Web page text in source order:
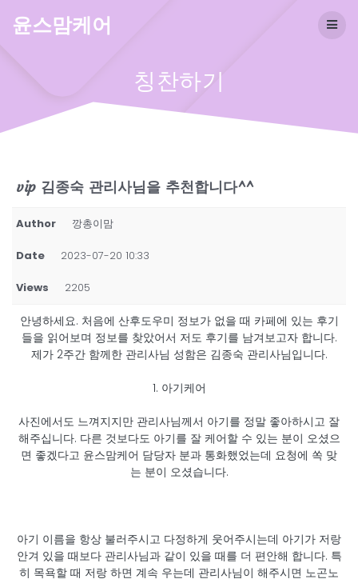
윤스맘케어
칭찬하기
vip 김종숙 관리사님을 추천합니다^^
Author 깡총이맘
Date 2023-07-20 10:33
Views 2205
안녕하세요. 처음에 산후도우미 정보가 없을 때 카페에 있는 후기
들을 읽어보며 정보를 찾았어서 저도 후기를 남겨보고자 합니다.
제가 2주간 함께한 관리사님 성함은 김종숙 관리사님입니다.
1. 아기케어
사진에서도 느껴지지만 관리사님께서 아기를 정말 좋아하시고 잘
해주십니다. 다른 것보다도 아기를 잘 케어할 수 있는 분이 오셨으
면 좋겠다고 윤스맘케어 담당자 분과 통화했었는데 요청에 쏙 맞
는 분이 오셨습니다.
아기 이름을 항상 불러주시고 다정하게 웃어주시는데 아기가 저랑
안겨 있을 때보다 관리사님과 같이 있을 때를 더 편안해 합니다. 특
히 목욕할 때 저랑 하면 계속 우는데 관리사님이 해주시면 노곤노